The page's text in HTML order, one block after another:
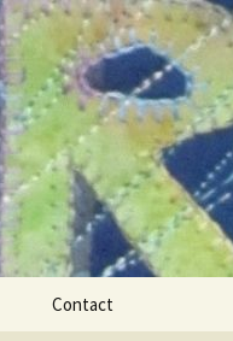
Contact